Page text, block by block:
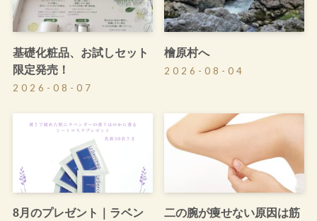
基礎化粧品、お試しセット
限定発売！
2026-08-07
檜原村へ
2026-08-04
8月のプレゼント｜ラベン
二の腕が痩せない原因は筋